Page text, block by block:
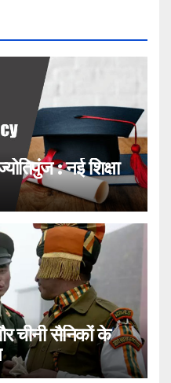
: नई शिक्षा
चीनी सैनिकों के